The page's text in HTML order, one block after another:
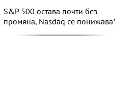
S&P 500 остава почти без
промяна, Nasdaq се понижава*